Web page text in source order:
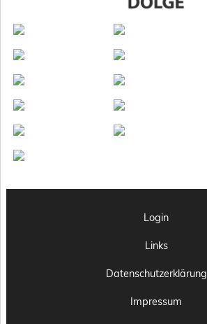
Login
Links
Datenschutzerklärung
Impressum